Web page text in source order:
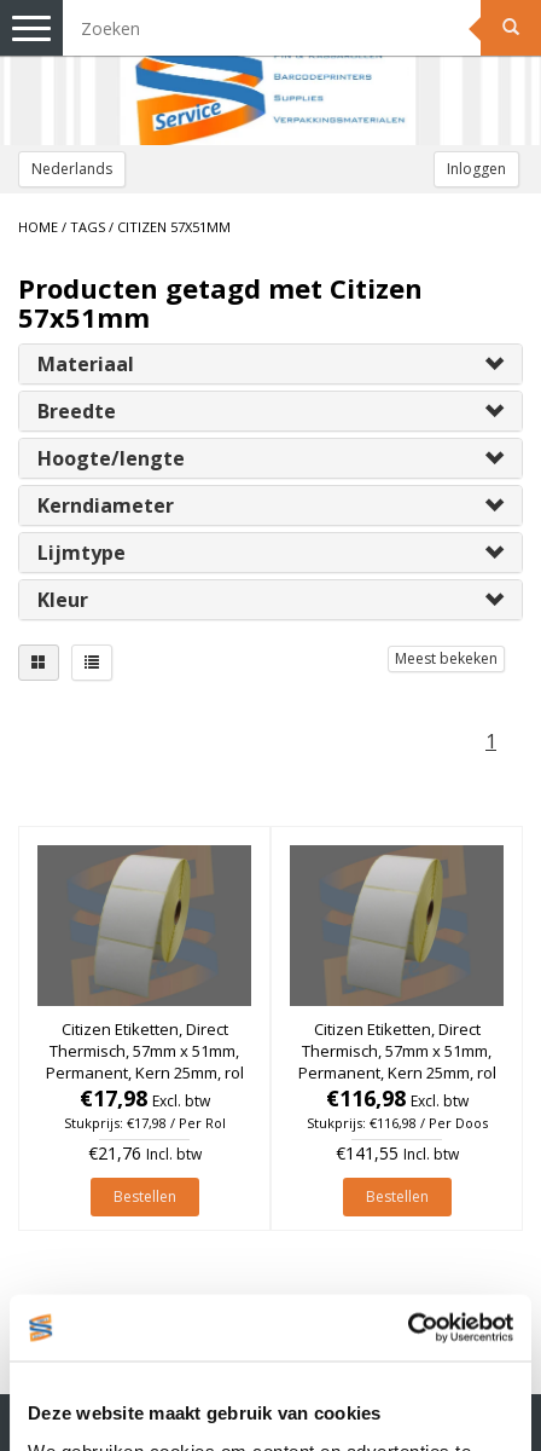
Deze website maakt gebruik van cookies
Nederlands Inloggen
Toggle
navigation
HOME / TAGS / CITIZEN 57X51MM
Producten getagd met Citizen
57x51mm
Materiaal
Breedte
Hoogte/lengte
Kerndiameter
Lijmtype
Kleur
Meest bekeken
1
Citizen Etiketten, Direct
Thermisch, 57mm x 51mm,
Permanent, Kern 25mm, rol
à 1.370 stuks
€17,98 Excl. btw
Stukprijs: €17,98 / Per Rol
€21,76 Incl. btw
Bestellen
Citizen Etiketten, Direct
Thermisch, 57mm x 51mm,
Permanent, Kern 25mm, rol
à 1.370 stuks (Per doos)
€116,98 Excl. btw
Stukprijs: €116,98 / Per Doos
€141,55 Incl. btw
Bestellen
1
Contactgegevens